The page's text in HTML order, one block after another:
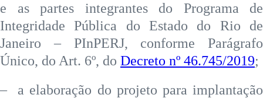
e as partes integrantes do Programa de
Integridade Pública do Estado do Rio de
Janeiro – PInPERJ, conforme Parágrafo
Único, do Art. 6º, do Decreto nº 46.745/2019;
– a elaboração do projeto para implantação